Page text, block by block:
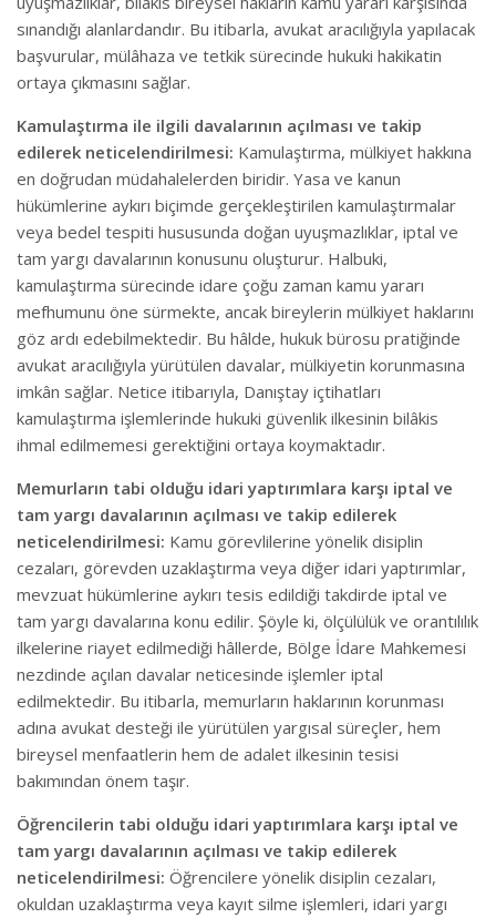
sınandığı alanlardandır. Bu itibarla, avukat aracılığıyla yapılacak
başvurular, mülâhaza ve tetkik sürecinde hukuki hakikatin
ortaya çıkmasını sağlar.
Kamulaştırma ile ilgili davalarının açılması ve takip
edilerek neticelendirilmesi: Kamulaştırma, mülkiyet hakkına
en doğrudan müdahalelerden biridir. Yasa ve kanun
hükümlerine aykırı biçimde gerçekleştirilen kamulaştırmalar
veya bedel tespiti hususunda doğan uyuşmazlıklar, iptal ve
tam yargı davalarının konusunu oluşturur. Halbuki,
kamulaştırma sürecinde idare çoğu zaman kamu yararı
mefhumunu öne sürmekte, ancak bireylerin mülkiyet haklarını
göz ardı edebilmektedir. Bu hâlde, hukuk bürosu pratiğinde
avukat aracılığıyla yürütülen davalar, mülkiyetin korunmasına
imkân sağlar. Netice itibarıyla, Danıştay içtihatları
kamulaştırma işlemlerinde hukuki güvenlik ilkesinin bilâkis
ihmal edilmemesi gerektiğini ortaya koymaktadır.
Memurların tabi olduğu idari yaptırımlara karşı iptal ve
tam yargı davalarının açılması ve takip edilerek
neticelendirilmesi: Kamu görevlilerine yönelik disiplin
cezaları, görevden uzaklaştırma veya diğer idari yaptırımlar,
mevzuat hükümlerine aykırı tesis edildiği takdirde iptal ve
tam yargı davalarına konu edilir. Şöyle ki, ölçülülük ve orantılılık
ilkelerine riayet edilmediği hâllerde, Bölge İdare Mahkemesi
nezdinde açılan davalar neticesinde işlemler iptal
edilmektedir. Bu itibarla, memurların haklarının korunması
adına avukat desteği ile yürütülen yargısal süreçler, hem
bireysel menfaatlerin hem de adalet ilkesinin tesisi
bakımından önem taşır.
Öğrencilerin tabi olduğu idari yaptırımlara karşı iptal ve
tam yargı davalarının açılması ve takip edilerek
neticelendirilmesi: Öğrencilere yönelik disiplin cezaları,
okuldan uzaklaştırma veya kayıt silme işlemleri, idari yargı